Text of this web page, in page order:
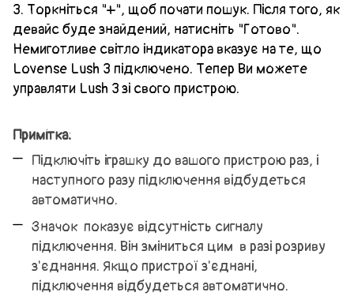
3. Торкніться "+", щоб почати пошук. Після того, як
девайс буде знайдений, натисніть "Готово".
Немиготливе світло індикатора вказує на те, що
Lovense Lush 3 підключено. Тепер Ви можете
управляти Lush 3зі свого пристрою.
Примітка:
Підключіть іграшку до вашого пристрою раз, і
наступного разу підключення відбудеться
автоматично.
Значок показує відсутність сигналу
підключення. Він зміниться цим в разі розриву
з'єднання. Якщо пристрої з'єднані,
підключення відбудеться автоматично.